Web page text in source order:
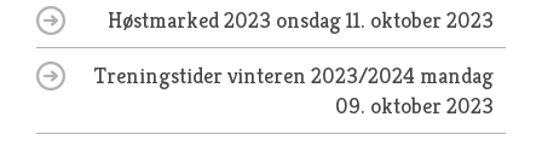
Høstmarked 2023 onsdag 11. oktober 2023
Treningstider vinteren 2023/2024 mandag
09. oktober 2023